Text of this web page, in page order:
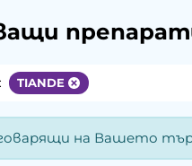
TIANDE
на Вашето